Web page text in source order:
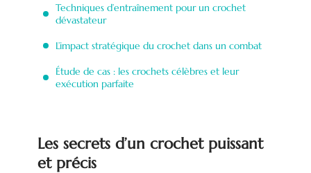
Techniques d’entraînement pour un crochet
dévastateur
L’impact stratégique du crochet dans un combat
Étude de cas : les crochets célèbres et leur
exécution parfaite
Les secrets d’un crochet puissant
et précis